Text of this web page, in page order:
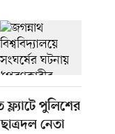
পুলিশের
নেতা